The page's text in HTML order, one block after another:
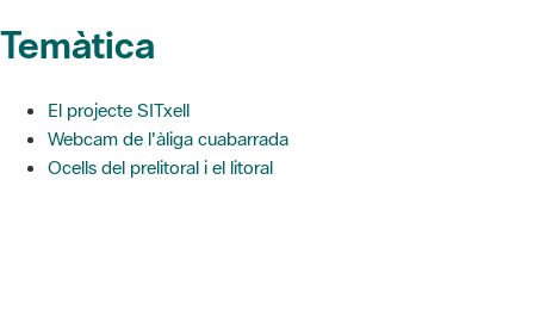
Temàtica
El projecte SITxell
Webcam de l'àliga cuabarrada
Ocells del prelitoral i el litoral